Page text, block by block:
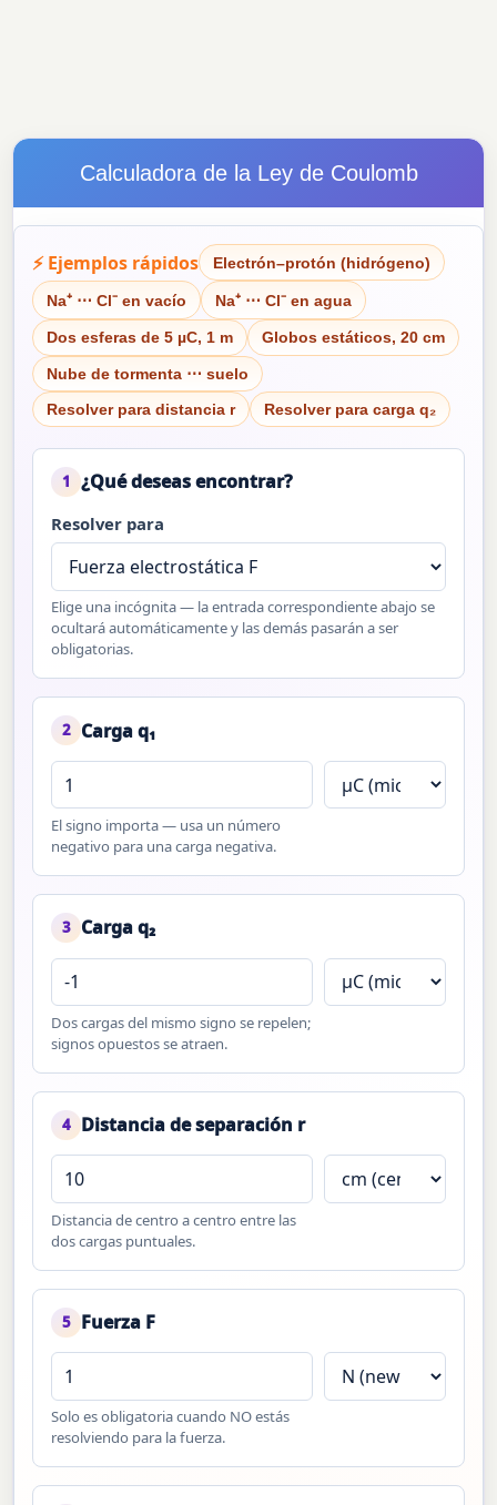
Calculadora de la Ley de Coulomb
⚡ Ejemplos rápidos Electrón–protón (hidrógeno)
Na⁺ ⋯ Cl⁻ en vacío Na⁺ ⋯ Cl⁻ en agua
Dos esferas de 5 µC, 1 m Globos estáticos, 20 cm
Nube de tormenta ⋯ suelo
Resolver para distancia r Resolver para carga q₂
1 ¿Qué deseas encontrar?
Resolver para
Elige una incógnita — la entrada correspondiente abajo se
ocultará automáticamente y las demás pasarán a ser
obligatorias.
2 Carga q₁
El signo importa — usa un número
negativo para una carga negativa.
3 Carga q₂
Dos cargas del mismo signo se repelen;
signos opuestos se atraen.
4 Distancia de separación r
Distancia de centro a centro entre las
dos cargas puntuales.
5 Fuerza F
Solo es obligatoria cuando NO estás
resolviendo para la fuerza.